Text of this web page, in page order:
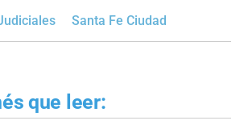
Santa Fe Ciudad
que leer: